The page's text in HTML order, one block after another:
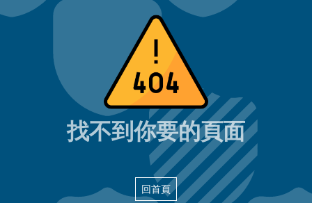
404頁面
找不到你要的頁面
回首頁